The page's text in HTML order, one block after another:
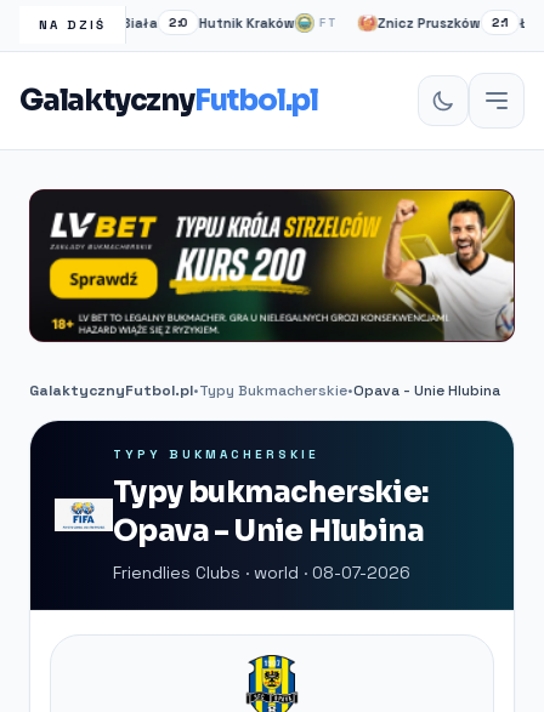
NA DZIŚ
Bielsko-Biała 2:0 Hutnik Kraków FT Znicz Pruszków 2:1 ŁKS
GalaktycznyFutbol.pl
GalaktycznyFutbol.pl•Typy Bukmacherskie•Opava - Unie Hlubina
TYPY BUKMACHERSKIE
Typy bukmacherskie:
Opava - Unie Hlubina
Friendlies Clubs · world · 08-07-2026